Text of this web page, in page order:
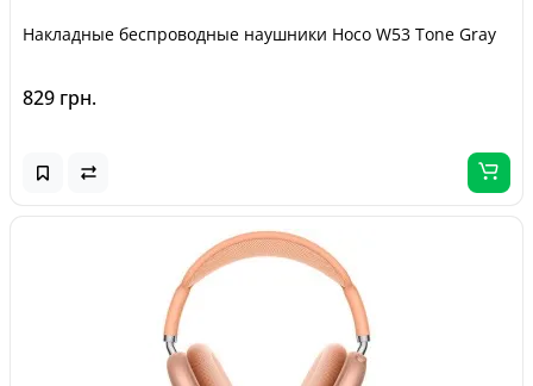
Накладные беспроводные наушники Hoco W53 Tone Gray
829 грн.